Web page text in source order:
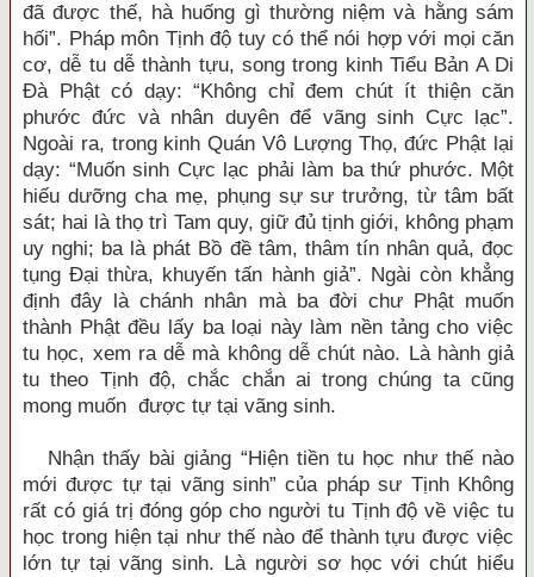
đã được thế, hà huống gì thường niệm và hằng sám
hối”. Pháp môn Tịnh độ tuy có thể nói hợp với mọi căn
cơ, dễ tu dễ thành tựu, song trong kinh Tiểu Bản A Di
Đà Phật có dạy: “Không chỉ đem chút ít thiện căn
phước đức và nhân duyên để vãng sinh Cực lạc”.
Ngoài ra, trong kinh Quán Vô Lượng Thọ, đức Phật lại
dạy: “Muốn sinh Cực lạc phải làm ba thứ phước. Một
hiếu dưỡng cha mẹ, phụng sự sư trưởng, từ tâm bất
sát; hai là thọ trì Tam quy, giữ đủ tịnh giới, không phạm
uy nghi; ba là phát Bồ đề tâm, thâm tín nhân quả, đọc
tụng Đại thừa, khuyến tấn hành giả”. Ngài còn khẳng
định đây là chánh nhân mà ba đời chư Phật muốn
thành Phật đều lấy ba loại này làm nền tảng cho việc
tu học, xem ra dễ mà không dễ chút nào. Là hành giả
tu theo Tịnh độ, chắc chắn ai trong chúng ta cũng
mong muốn được tự tại vãng sinh.
Nhận thấy bài giảng “Hiện tiền tu học như thế nào
mới được tự tại vãng sinh” của pháp sư Tịnh Không
rất có giá trị đóng góp cho người tu Tịnh độ về việc tu
học trong hiện tại như thế nào để thành tựu được việc
lớn tự tại vãng sinh. Là người sơ học với chút hiểu